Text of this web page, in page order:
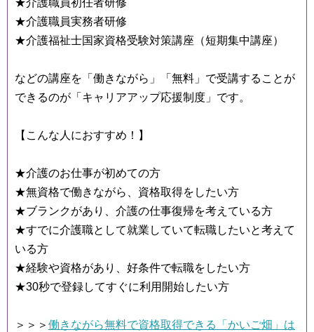
★介護職員初任者研修
★介護職員実務者研修
★介護福祉士国家資格受験対策講座（短期集中講座）
などの講座を「働きながら」「無料」で受講することが
できるのが「キャリアアップ応援制度」です。
【こんな人におすすめ！】
★介護のお仕事が初めての方
★無資格で働きながら、資格取得をしたい方
★ブランクがあり、介護の仕事復帰を考えている方
★すでに介護職として就業していて転職したいと考えて
いる方
★経験や資格があり、好条件で転職をしたい方
★30秒で登録してすぐに利用開始したい方
＞＞＞ 働きながら無料で資格取得できる「かいご畑」は